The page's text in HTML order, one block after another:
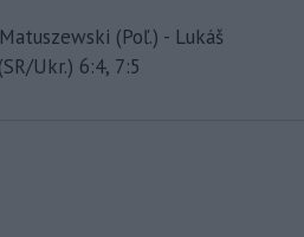
(Poľ.) - Lukáš
Ukr.) 6:4, 7:5